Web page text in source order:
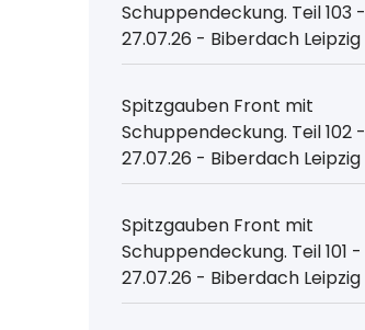
Schuppendeckung. Teil 103 -
27.07.26 - Biberdach Leipzig
Spitzgauben Front mit
Schuppendeckung. Teil 102 -
27.07.26 - Biberdach Leipzig
Spitzgauben Front mit
Schuppendeckung. Teil 101 -
27.07.26 - Biberdach Leipzig